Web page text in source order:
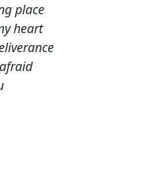
place
heart